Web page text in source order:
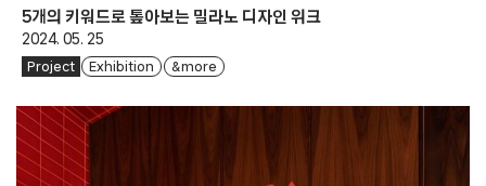
5개의 키워드로 톺아보는 밀라노 디자인 위크
2024. 05. 25
Project Exhibition & more